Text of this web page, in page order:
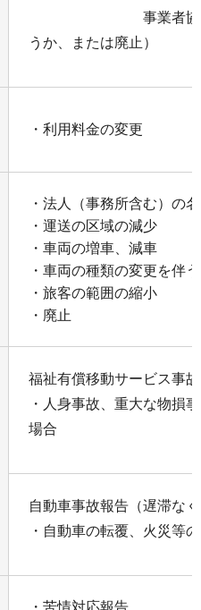
事業者協力型自
うか、または廃止）
・利用料金の変更
・法人（事務所含む）の
・運送の区域の減少
・車両の増車、減車
・車両の種類の変更を伴
・旅客の範囲の縮小
・廃止
福祉有償移動サービス事
・人身事故、重大な物損
場合
自動車事故報告（遅滞な
・自動車の転覆、火災等